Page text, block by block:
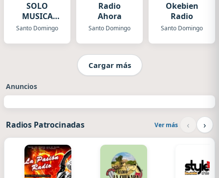
SOLO
MUSICA
INTERNACIONAL
Santo Domingo
Radio
Ahora
Santo Domingo
Okebien
Radio
Santo Domingo
Cargar más
Anuncios
Radios Patrocinadas Ver más ‹ ›